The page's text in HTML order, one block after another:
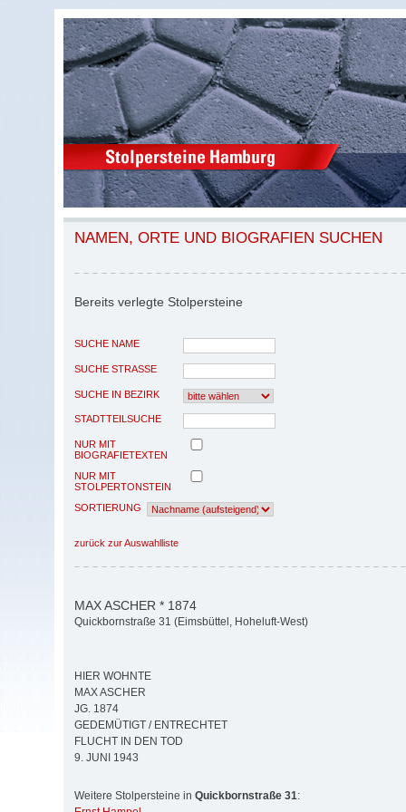
NAMEN, ORTE UND BIOGRAFIEN SUCHEN
Bereits verlegte Stolpersteine
SUCHE NAME
SUCHE STRASSE
SUCHE IN BEZIRK
STADTTEILSUCHE
NUR MIT
BIOGRAFIETEXTEN
NUR MIT
STOLPERTONSTEIN
SORTIERUNG
zurück zur Auswahlliste
MAX ASCHER * 1874
Quickbornstraße 31 (Eimsbüttel, Hoheluft-West)
HIER WOHNTE
MAX ASCHER
JG. 1874
GEDEMÜTIGT / ENTRECHTET
FLUCHT IN DEN TOD
9. JUNI 1943
Weitere Stolpersteine in Quickbornstraße 31: